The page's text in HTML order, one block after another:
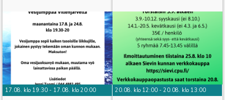
17.08. klo 19:30 - 17.08. klo 20:00 20.08. klo 12:00 - 20.08. klo 13:00